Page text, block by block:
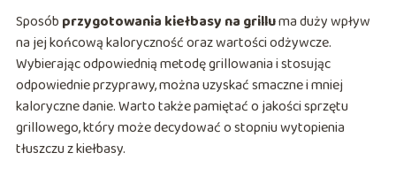
Sposób przygotowania kiełbasy na grilluma duży wpływ
na jej końcową kaloryczność oraz wartości odżywcze.
Wybierając odpowiednią metodę grillowania i stosując
odpowiednie przyprawy, można uzyskać smaczne i mniej
kaloryczne danie. Warto także pamiętać o jakości sprzętu
grillowego, który może decydować o stopniu wytopienia
tłuszczu z kiełbasy.